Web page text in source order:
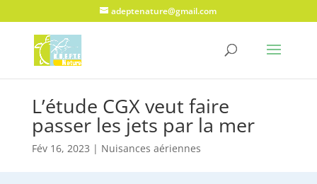
adeptenature@gmail.com
L’étude CGX veut faire
passer les jets par la mer
Fév 16, 2023 | Nuisances aériennes